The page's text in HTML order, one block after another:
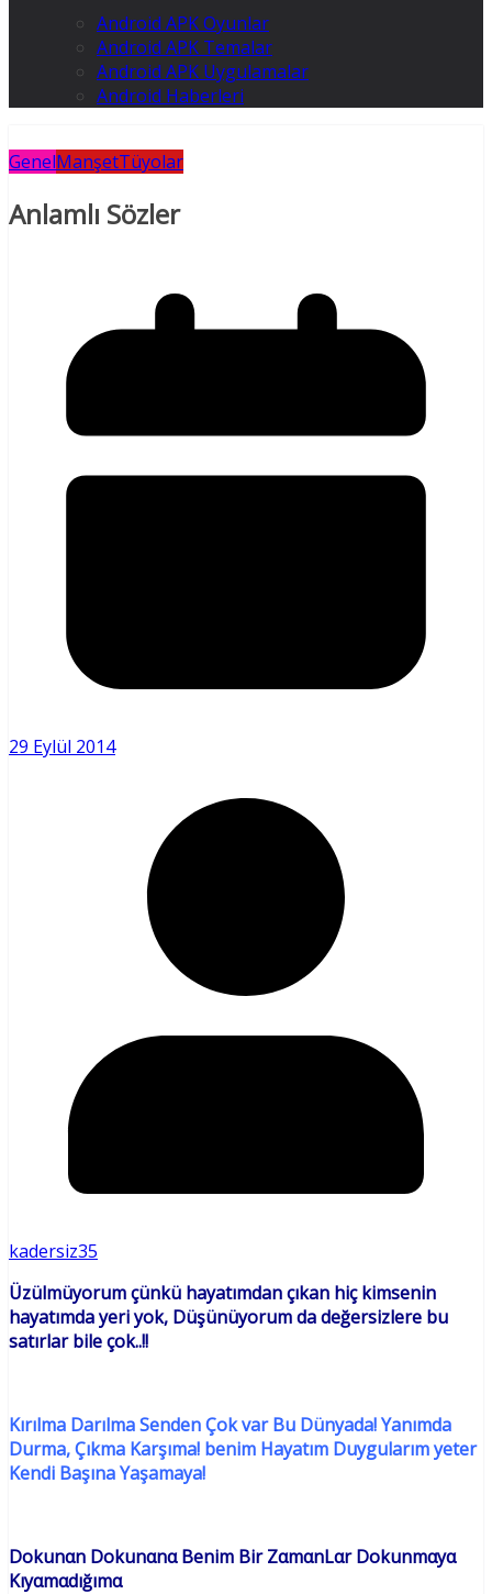
Android APK Oyunlar
Android APK Temalar
Android APK Uygulamalar
Android Haberleri
GenelManşetTüyolar
Anlamlı Sözler
29 Eylül 2014
kadersiz35
Üzülmüyorum çünkü hayatımdan çıkan hiç kimsenin
hayatımda yeri yok, Düşünüyorum da değersizlere bu
satırlar bile çok..!!
Kırılma Darılma Senden Çok var Bu Dünyada! Yanımda
Durma, Çıkma Karşıma! benim Hayatım Duygularım yeter
Kendi Başına Yaşamaya!
Dokunαn Dokunαnα Benim Bir ZαmαnLαr Dokunmαyα
Kıyαmαdığımα